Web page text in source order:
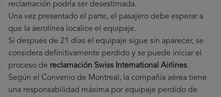
reclamación podría ser desestimada.
Una vez presentado el parte, el pasajero debe esperar a
que la aerolínea localice el equipaje.
Si después de 21 días el equipaje sigue sin aparecer, se
considera definitivamente perdido y se puede iniciar el
proceso de reclamación Swiss International Airlines.
Según el Convenio de Montreal, la compañía aérea tiene
una responsabilidad máxima por equipaje perdido de